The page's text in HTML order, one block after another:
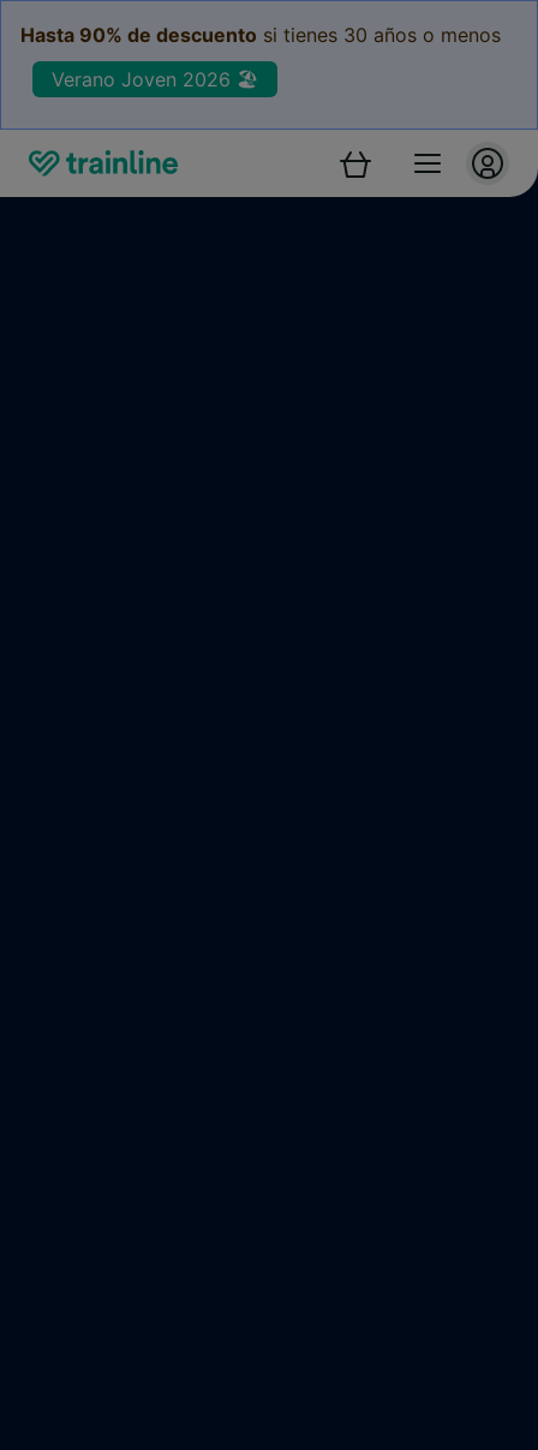
Hasta 90% de descuento si tienes 30 años o menos
Verano Joven 2026 🏖️